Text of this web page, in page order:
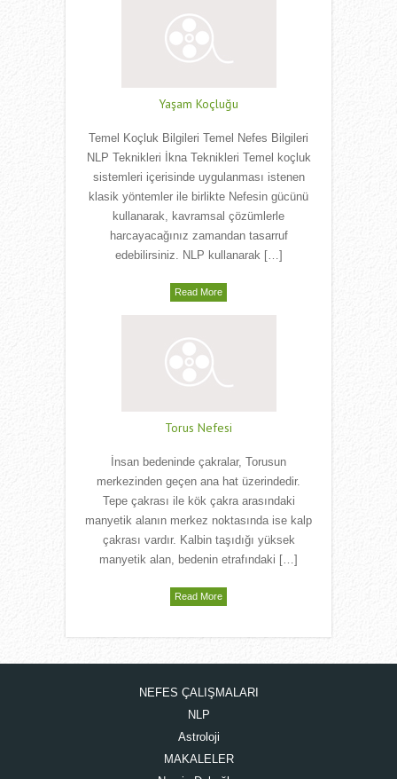
Yaşam Koçluğu
Temel Koçluk Bilgileri Temel Nefes Bilgileri
NLP Teknikleri İkna Teknikleri Temel koçluk
sistemleri içerisinde uygulanması istenen
klasik yöntemler ile birlikte Nefesin gücünü
kullanarak, kavramsal çözümlerle
harcayacağınız zamandan tasarruf
edebilirsiniz. NLP kullanarak […]
Read More
Torus Nefesi
İnsan bedeninde çakralar, Torusun
merkezinden geçen ana hat üzerindedir.
Tepe çakrası ile kök çakra arasındaki
manyetik alanın merkez noktasında ise kalp
çakrası vardır. Kalbin taşıdığı yüksek
manyetik alan, bedenin etrafındaki […]
Read More
NEFES ÇALIŞMALARI
NLP
Astroloji
MAKALELER